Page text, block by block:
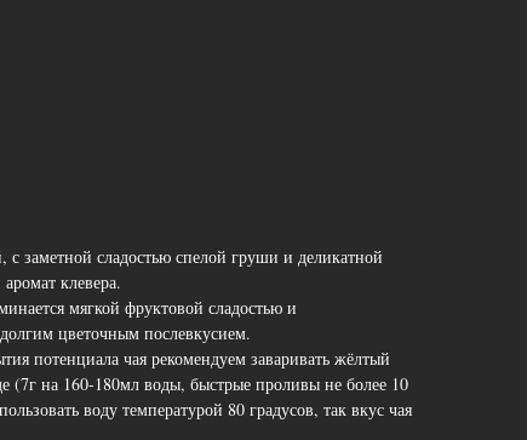
заметной сладостью спелой груши и деликатной
клевера.
мягкой фруктовой сладостью и
цветочным послевкусием.
потенциала чая рекомендуем заваривать жёлтый
(7г на 160-180мл воды, быстрые проливы не более 10
воду температурой 80 градусов, так вкус чая